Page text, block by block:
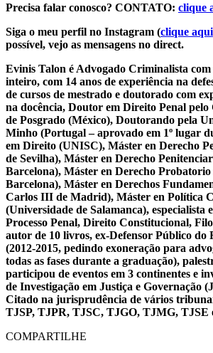
Precisa falar conosco? CONTATO: clique
Siga o meu perfil no Instagram (clique aqui
possível, vejo as mensagens no direct.
Evinis Talon é Advogado Criminalista
inteiro, com 14 anos de experiência na
de cursos de mestrado e doutorado com
na docência, Doutor em Direito Penal pelo
de Posgrado (México), Doutorando pela
Minho (Portugal – aprovado em 1º lugar
em Direito (UNISC), Máster en Derecho
de Sevilha), Máster en Derecho
Barcelona), Máster en Derecho
Barcelona), Máster en Derechos
Carlos III de Madrid), Máster en Política
(Universidade de Salamanca), especialista
Processo Penal, Direito Constitucional,
autor de 10 livros, ex-Defensor Público do
(2012-2015, pedindo exoneração para
todas as fases durante a graduação),
participou de eventos em 3 continentes e
de Investigação em Justiça e Governação
Citado na jurisprudência de vários
TJSP, TJPR, TJSC, TJGO, TJMG, TJSE
COMPARTILHE